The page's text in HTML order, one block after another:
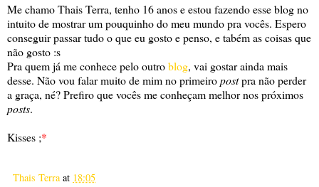
Me chamo Thais Terra, tenho 16 anos e estou fazendo esse blog no
intuito de mostrar um pouquinho do meu mundo pra vocês. Espero
conseguir passar tudo o que eu gosto e penso, e tabém as coisas que
não gosto :s
Pra quem já me conhece pelo outroblog, vai gostar ainda mais
desse. Não vou falar muito de mim no primeiropostpra não perder
a graça, né? Prefiro que vocês me conheçam melhor nos próximos
posts.
Kisses ;*
Thais Terra at 18:05